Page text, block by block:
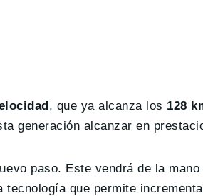
, que ya alcanza los 128
generación alcanzar en
paso. Este vendrá de la
que permite